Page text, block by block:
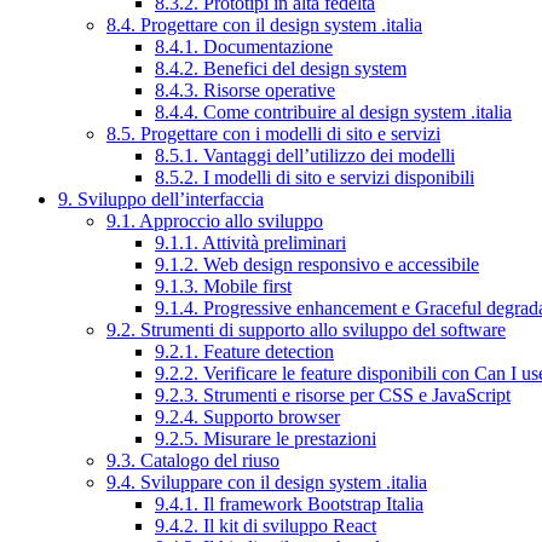
8.4. Progettare con il design system .italia
8.4.1. Documentazione
8.4.2. Benefici del design system
8.4.3. Risorse operative
8.4.4. Come contribuire al design system .italia
8.5. Progettare con i modelli di sito e servizi
8.5.1. Vantaggi dell’utilizzo dei modelli
8.5.2. I modelli di sito e servizi disponibili
9. Sviluppo dell’interfaccia
9.1. Approccio allo sviluppo
9.1.1. Attività preliminari
9.1.2. Web design responsivo e accessibile
9.1.3. Mobile first
9.1.4. Progressive enhancement e Graceful
9.2. Strumenti di supporto allo sviluppo del software
9.2.1. Feature detection
9.2.2. Verificare le feature disponibili con Can I
9.2.3. Strumenti e risorse per CSS e JavaScript
9.2.4. Supporto browser
9.2.5. Misurare le prestazioni
9.3. Catalogo del riuso
9.4. Sviluppare con il design system .italia
9.4.1. Il framework Bootstrap Italia
9.4.2. Il kit di sviluppo React